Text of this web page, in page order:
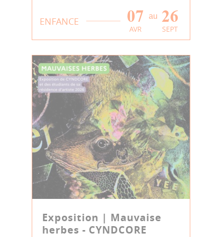
ENFANCE 07
AVR
au 26
SEPT
Exposition | Mauvaise
herbes - CYNDCORE